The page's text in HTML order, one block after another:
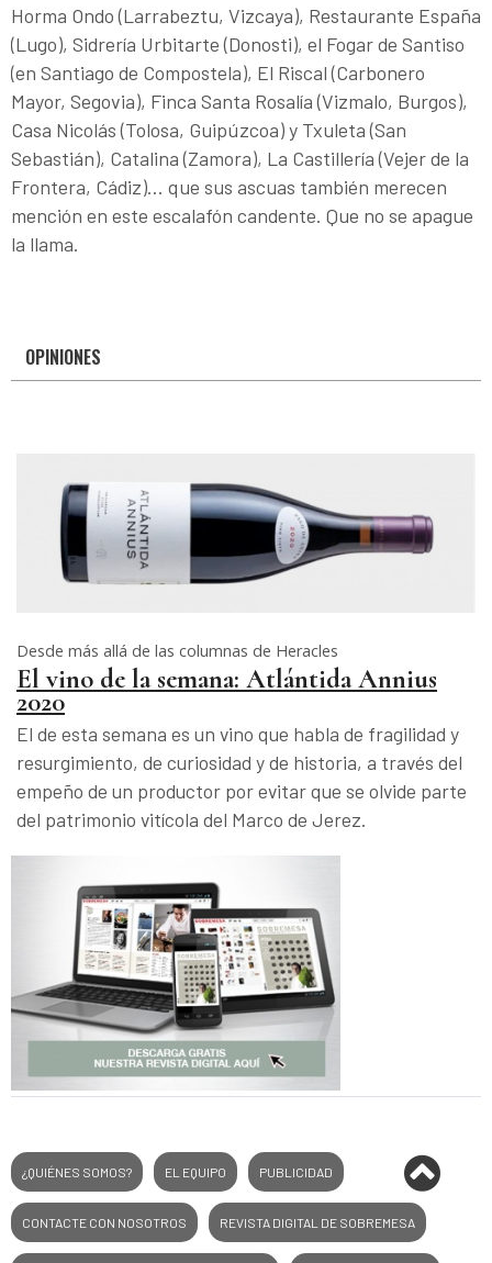
Horma Ondo (Larrabeztu, Vizcaya), Restaurante España
(Lugo), Sidrería Urbitarte (Donosti), el Fogar de Santiso
(en Santiago de Compostela), El Riscal (Carbonero
Mayor, Segovia), Finca Santa Rosalía (Vizmalo, Burgos),
Casa Nicolás (Tolosa, Guipúzcoa) y Txuleta (San
Sebastián), Catalina (Zamora), La Castillería (Vejer de la
Frontera, Cádiz)... que sus ascuas también merecen
mención en este escalafón candente. Que no se apague
la llama.
OPINIONES
Desde más allá de las columnas de Heracles
El vino de la semana: Atlántida Annius
2020
El de esta semana es un vino que habla de fragilidad y
resurgimiento, de curiosidad y de historia, a través del
empeño de un productor por evitar que se olvide parte
del patrimonio vitícola del Marco de Jerez.
¿QUIÉNES SOMOS? EL EQUIPO PUBLICIDAD
CONTACTE CON NOSOTROS REVISTA DIGITAL DE SOBREMESA